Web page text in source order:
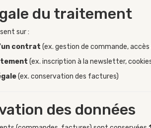
du traitement
sur :
contrat (ex. gestion de commande,
(ex. inscription à la newsletter,
(ex. conservation des factures)
des données